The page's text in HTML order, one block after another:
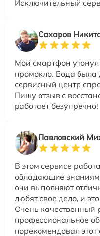
Исключительный
Сахаров
Мой смартфон утонул
промокло. Вода была
сервисный центр
Пишу отзыв с
работает безупречно!
Павловский
В этом сервисе
обладающие
они выполняют
любят свое дело, и
Очень качественный
профессиональное
порекомендовал